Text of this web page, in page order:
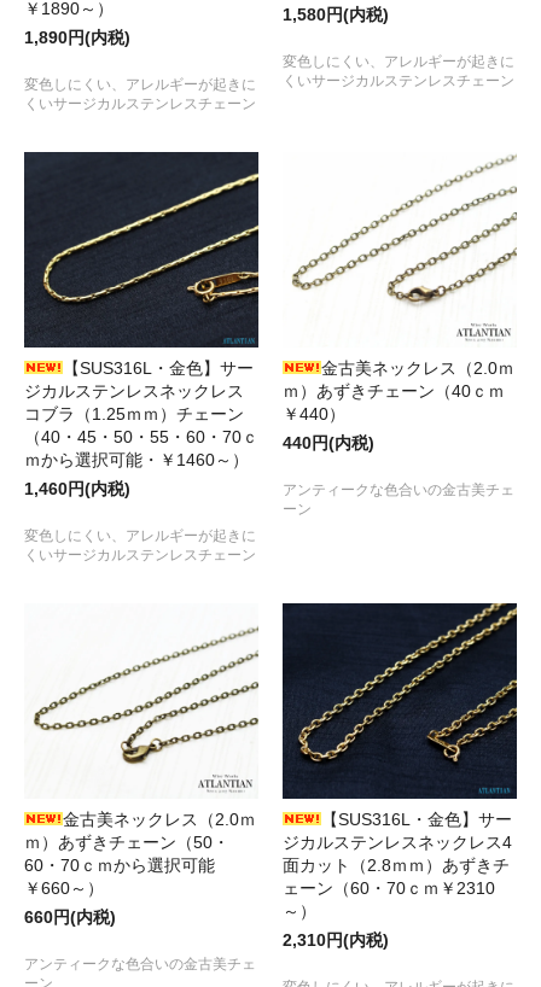
￥1890～）
1,890円(内税)
変色しにくい、アレルギーが起きに
くいサージカルステンレスチェーン
1,580円(内税)
変色しにくい、アレルギーが起きに
くいサージカルステンレスチェーン
【SUS316L・金色】サー
ジカルステンレスネックレス
コブラ（1.25ｍｍ）チェーン
（40・45・50・55・60・70ｃ
ｍから選択可能・￥1460～）
1,460円(内税)
変色しにくい、アレルギーが起きに
くいサージカルステンレスチェーン
金古美ネックレス（2.0ｍ
ｍ）あずきチェーン（40ｃｍ
￥440）
440円(内税)
アンティークな色合いの金古美チェ
ーン
金古美ネックレス（2.0ｍ
ｍ）あずきチェーン（50・
60・70ｃｍから選択可能
￥660～）
660円(内税)
アンティークな色合いの金古美チェ
ーン
【SUS316L・金色】サー
ジカルステンレスネックレス4
面カット（2.8ｍｍ）あずきチ
ェーン（60・70ｃｍ￥2310
～）
2,310円(内税)